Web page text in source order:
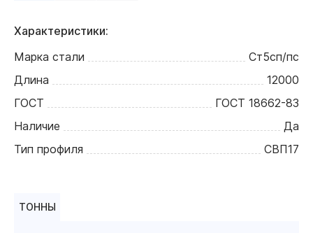
Характеристики:
Марка стали
Ст5сп/пс
Длина
12000
ГОСТ
ГОСТ 18662-83
Наличие
Да
Тип профиля
СВП17
ТОННЫ